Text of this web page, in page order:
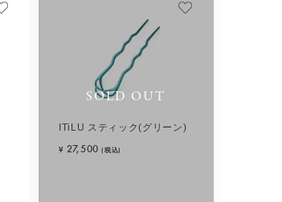
SOLD OUT
ITiLU スティック(グリーン)
¥ 27,500 (税込)